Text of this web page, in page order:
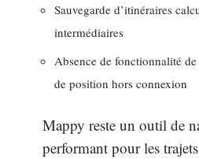
Sauvegarde d’itinéraires
intermédiaires
Absence de fonctionnalité
de position hors connexion
Mappy reste un outil de
performant pour les